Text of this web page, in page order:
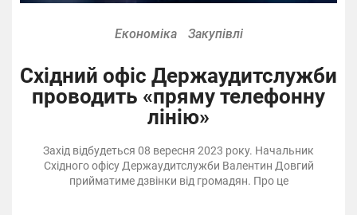
Економіка Закупівлі
Східний офіс Держаудитслужби
проводить «пряму телефонну
лінію»
Захід відбудеться 08 вересня 2023 року. Начальник
Східного офісу Держаудитслужби Валентин Довгий
прийматиме дзвінки від громадян. Про це